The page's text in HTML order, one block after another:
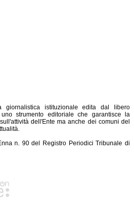
giornalistica istituzionale edita dal libero
strumento editoriale che garantisce la
dell'Ente ma anche dei comuni del
n. 90 del Registro Periodici Tribunale di